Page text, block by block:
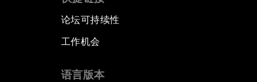
论坛可持续性
工作机会
语言版本